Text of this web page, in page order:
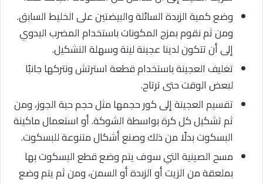
وضع كمية الزبدة السائلة والبيضتين على الخليط السابق.
ومن ثم نقوم بمزج المكونات باستخدام المضرب اليدوي
إلى أن تتكون لدينا عجينة لينة وسهلة التشكيل.
تغليف العجينة باستخدام قطعة استرتش ونتركها جانبًا
لبعض الوقت حتى ترتاح.
تقسيم العجينة إلى كور حجمها مثل حجم حبة الجوز، ومن
ثم تشكيل كل كرة بواسطة الشوكة. أو استعمال ماكينة
البسكوت بدلًا من ذلك وصنع أشكال متنوعة للبسكوت.
مسح الصينية التي سوف يتم وضع قطع البسكوت بها
بملعقة من الزيت أو الزبدة أو السمن، ومن ثم يتم وضع